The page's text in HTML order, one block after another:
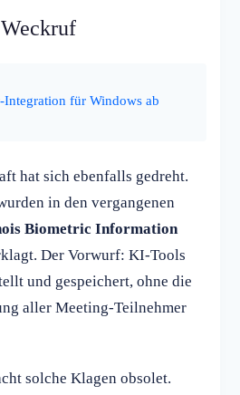
für Windows ab
hat sich ebenfalls gedreht.
in den vergangenen
Biometric Information
Der Vorwurf: KI-Tools
und gespeichert, ohne die
aller Meeting-Teilnehmer
solche Klagen obsolet.